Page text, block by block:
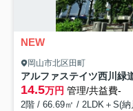
NEW
岡山市北区田町
アルファステイツ西川緑
14.5万円 管理/共益費-
2階 / 66.69㎡ / 2LDK＋S(